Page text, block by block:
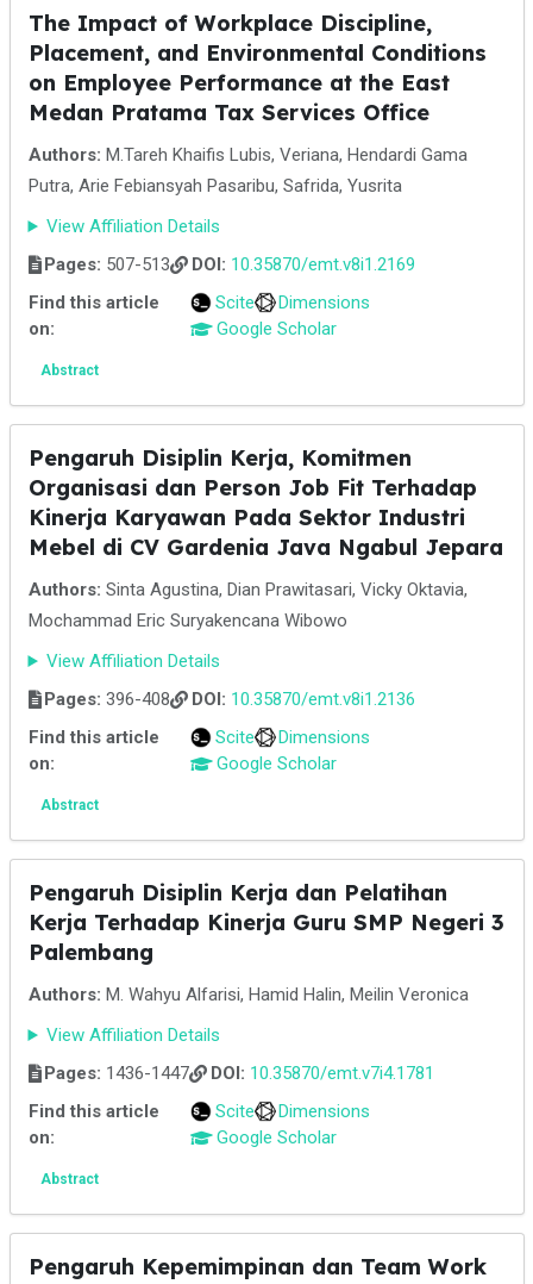
The Impact of Workplace Discipline,
Placement, and Environmental Conditions
on Employee Performance at the East
Medan Pratama Tax Services Office
Authors: M.Tareh Khaifis Lubis, Veriana, Hendardi Gama
Putra, Arie Febiansyah Pasaribu, Safrida, Yusrita
View Affiliation Details
Pages: 507-513 DOI: 10.35870/emt.v8i1.2169
Find this article
on:
Scite
Dimensions
Google Scholar
Abstract
Pengaruh Disiplin Kerja, Komitmen
Organisasi dan Person Job Fit Terhadap
Kinerja Karyawan Pada Sektor Industri
Mebel di CV Gardenia Java Ngabul Jepara
Authors: Sinta Agustina, Dian Prawitasari, Vicky Oktavia,
Mochammad Eric Suryakencana Wibowo
View Affiliation Details
Pages: 396-408 DOI: 10.35870/emt.v8i1.2136
Find this article
on:
Scite
Dimensions
Google Scholar
Abstract
Pengaruh Disiplin Kerja dan Pelatihan
Kerja Terhadap Kinerja Guru SMP Negeri 3
Palembang
Authors: M. Wahyu Alfarisi, Hamid Halin, Meilin Veronica
View Affiliation Details
Pages: 1436-1447 DOI: 10.35870/emt.v7i4.1781
Find this article
on:
Scite
Dimensions
Google Scholar
Abstract
Pengaruh Kepemimpinan dan Team Work